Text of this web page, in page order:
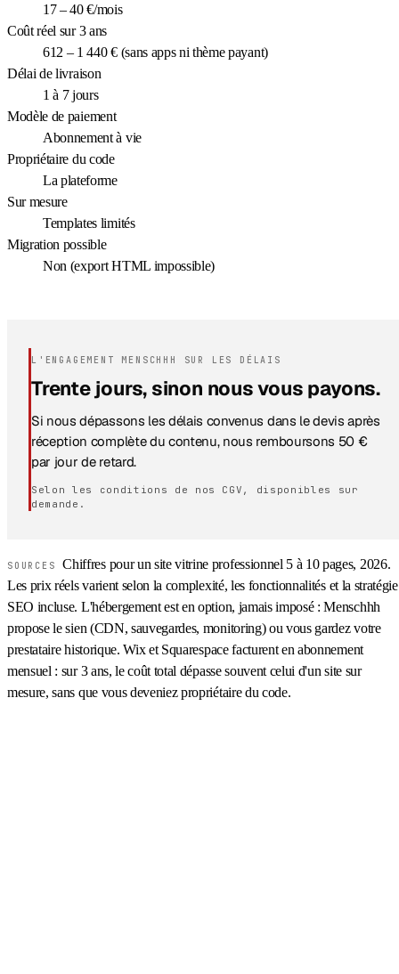
17 – 40 €/mois
Coût réel sur 3 ans
612 – 1 440 € (sans apps ni thème payant)
Délai de livraison
1 à 7 jours
Modèle de paiement
Abonnement à vie
Propriétaire du code
La plateforme
Sur mesure
Templates limités
Migration possible
Non (export HTML impossible)
L'ENGAGEMENT MENSCHHH SUR LES DÉLAIS
Trente jours, sinon nous vous payons.
Si nous dépassons les délais convenus dans le devis après
réception complète du contenu, nous remboursons 50 €
par jour de retard.
Selon les conditions de nos CGV, disponibles sur
demande.
SOURCESChiffres pour un site vitrine professionnel 5 à 10 pages, 2026.
Les prix réels varient selon la complexité, les fonctionnalités et la stratégie
SEO incluse. L'hébergement est en option, jamais imposé : Menschhh
propose le sien (CDN, sauvegardes, monitoring) ou vous gardez votre
prestataire historique. Wix et Squarespace facturent en abonnement
mensuel : sur 3 ans, le coût total dépasse souvent celui d'un site sur
mesure, sans que vous deveniez propriétaire du code.